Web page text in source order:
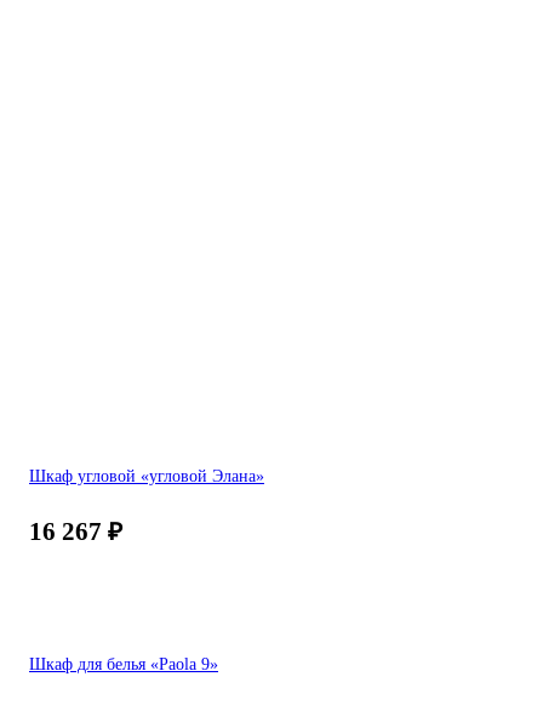
Шкаф угловой «угловой Элана»
16 267 ₽
Шкаф для белья «Paola 9»